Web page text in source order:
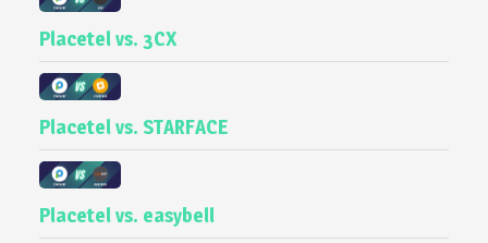
Placetel vs. 3CX
Placetel vs. STARFACE
Placetel vs. easybell